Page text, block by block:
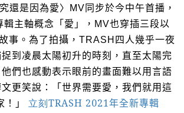
還是因為愛〉
MV 同步於今中午首播，
主軸概念「愛」， MV也穿插三段以
事。為了拍攝， TRASH 四人幾乎一夜
到凌晨太陽初升的時刻，直至太陽完
們也感動表示眼前的畫面難以用言語
更笑說：「世界需要愛，我們就用這
」
立刻TRASH 2021年全新專輯